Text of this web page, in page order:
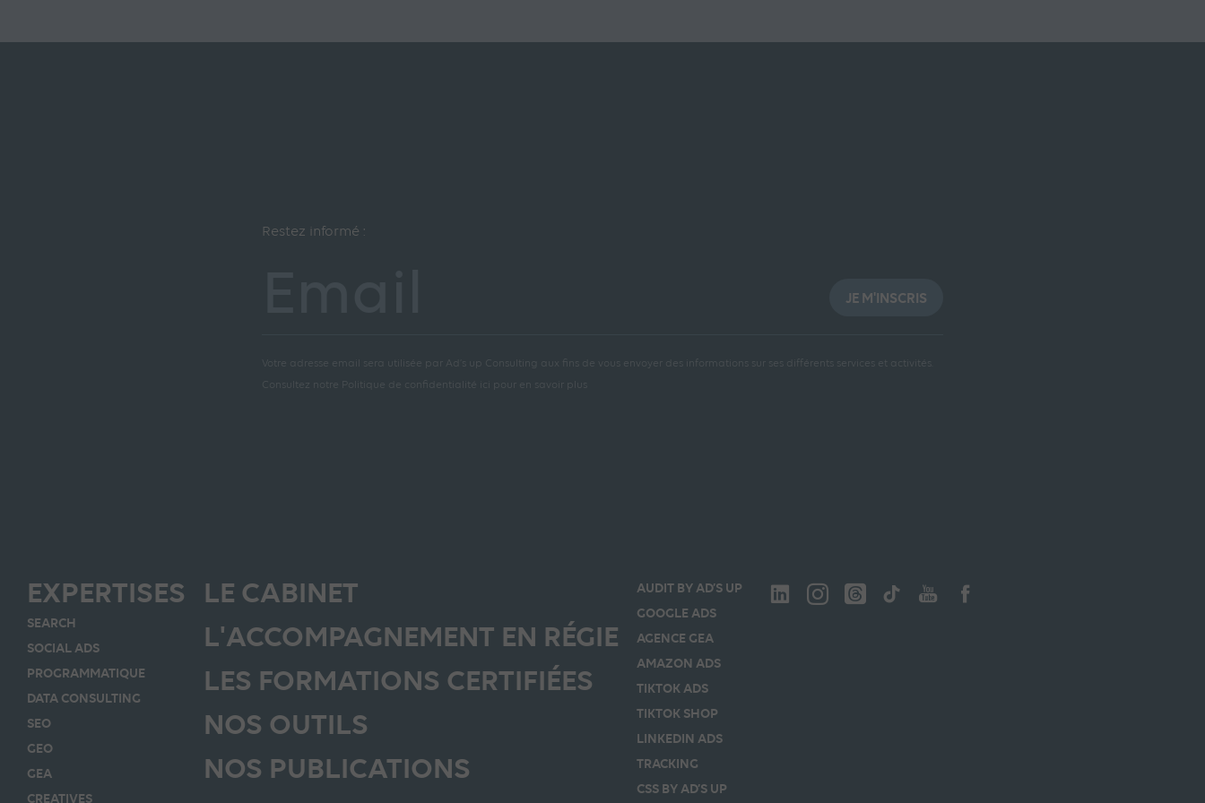
Restez informé :
JE M'INSCRIS
Votre adresse email sera utilisée par Ad’s up Consulting aux fins de vous envoyer des informations sur ses différents services et activités.
Consultez notre Politique de confidentialité ici pour en savoir plus
EXPERTISES
SEARCH
SOCIAL ADS
PROGRAMMATIQUE
DATA CONSULTING
SEO
GEO
GEA
CREATIVES
LE CABINET
L'ACCOMPAGNEMENT EN RÉGIE
LES FORMATIONS CERTIFIÉES
NOS OUTILS
NOS PUBLICATIONS
AUDIT BY AD’S UP
GOOGLE ADS
AGENCE GEA
AMAZON ADS
TIKTOK ADS
TIKTOK SHOP
LINKEDIN ADS
TRACKING
CSS BY AD’S UP